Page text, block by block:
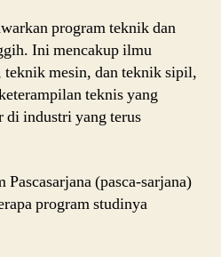
program teknik dan
Ini mencakup ilmu
mesin, dan teknik sipil,
teknis yang
industri yang terus
(pasca-sarjana)
program studinya